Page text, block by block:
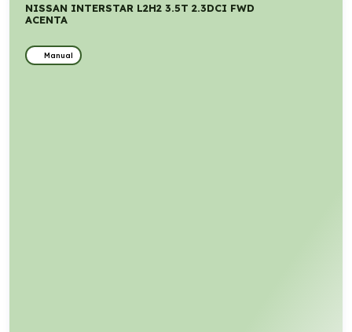
NISSAN INTERSTAR L2H2 3.5T 2.3DCI FWD
ACENTA
Manual